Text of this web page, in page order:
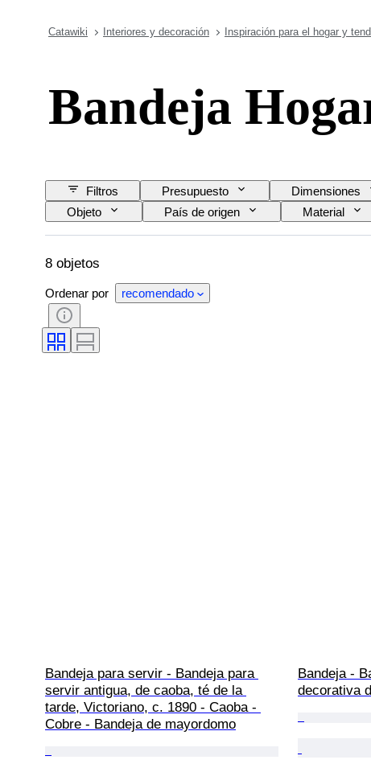
Catawiki Interiores y decoración Inspiración para el hogar y
Bandeja
Filtros Presupuesto Dimensiones
Objeto
País de origen Material
8 objetos
Ordenar por recomendado
Bandeja para servir - Bandeja para
servir antigua, de caoba, té de la
tarde, Victoriano, c. 1890 - Caoba -
Cobre - Bandeja de mayordomo
Bandeja -
decorativa